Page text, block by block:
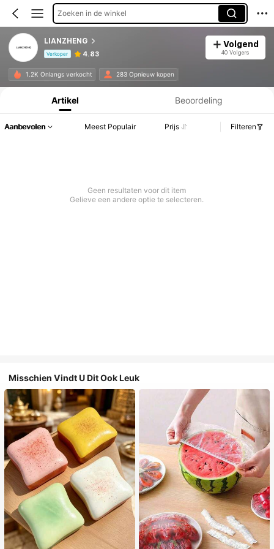
Zoeken in de winkel
LIANZHENG
Verkoper 4.83
Volgend
40 Volgers
1.2K Onlangs verkocht 283 Opnieuw kopen
Productinformatie: Prijsopenbaring, Verkoop- en Voorraadgegevens.
Artikel Beoordeling
Aanbevolen Meest Populair Prijs Filteren
Geen resultaten voor dit item
Gelieve een andere optie te selecteren.
Misschien Vindt U Dit Ook Leuk